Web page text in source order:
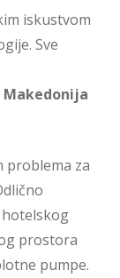
iskustvom
Sve
Makedonija
problema za
prostora
pumpe.